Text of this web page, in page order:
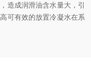
造成润滑油含水量大，引
可有效的放置冷凝水在系